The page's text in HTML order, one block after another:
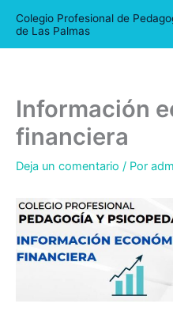
contenido
Colegio Profesional de
de Las Palmas
Información
financiera
Deja un comentario / Por